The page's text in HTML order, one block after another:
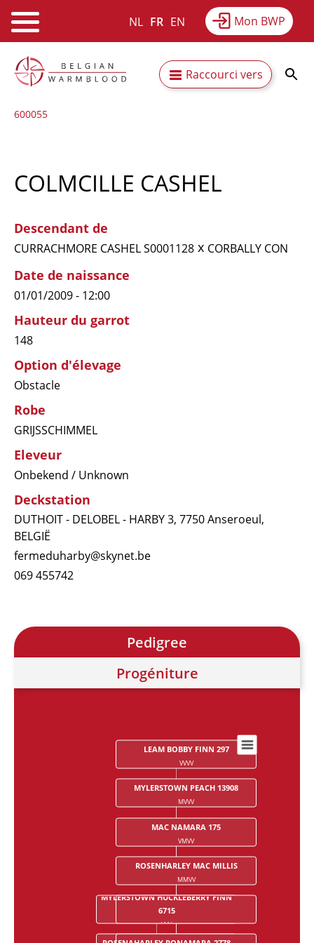
Aller
principal
Mon BWP
NL FR EN
Secundaire
navigatie
Webshop Equitime Actualités
À propos du BWP
Raccourci vers
COLMCILLE CASHEL
Descendant de
CURRACHMORE CASHEL S0001128 x CORBALLY CON
Date de naissance
01/01/2009 - 12:00
Hauteur du garrot
148
Option d'élevage
Obstacle
Robe
GRIJSSCHIMMEL
Eleveur
Onbekend / Unknown
Deckstation
DUTHOIT - DELOBEL - HARBY 3, 7750 Anseroeul,
BELGIË
fermeduharby@skynet.be
069 455742
600055
Pedigree
Progéniture
Chart with 28 data points.
MYLERSTOWN HUCKLEBERRY FINN
6715
VVV
LEAM BOBBY FINN 297
VVVV
MYLERSTOWN PEACH 13908
MVVV
MAC NAMARA 175
VMVV
ROSENHARLEY MAC MILLIS
MMVV
TOOREEN ROSS 99